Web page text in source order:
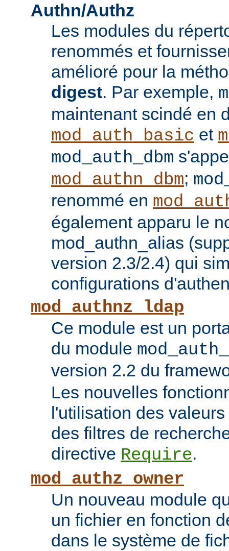
Authn/Authz
Les modules du
renommés et
amélioré pour la
digest. Par exemple,
maintenant scindé en
mod_auth_basic et
mod_auth_dbm
mod_authn_dbm;
renommé en
également apparu le
mod_authn_alias
version 2.3/2.4) qui
configurations
mod_authnz_ldap
Ce module est un
du module
version 2.2 du
Les nouvelles
l'utilisation des
des filtres de
directive Require.
mod_authz_owner
Un nouveau module
un fichier en fonction
dans le système de